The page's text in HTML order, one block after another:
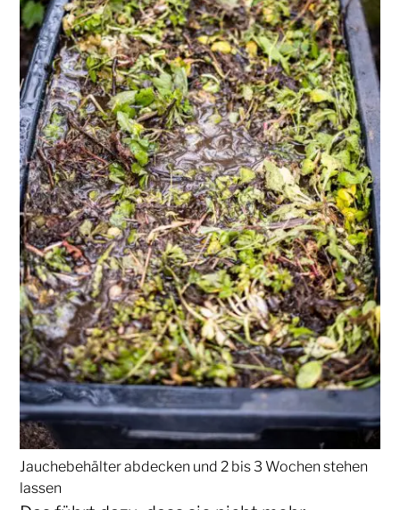
Jauchebehälter abdecken und 2 bis 3 Wochen stehen
lassen